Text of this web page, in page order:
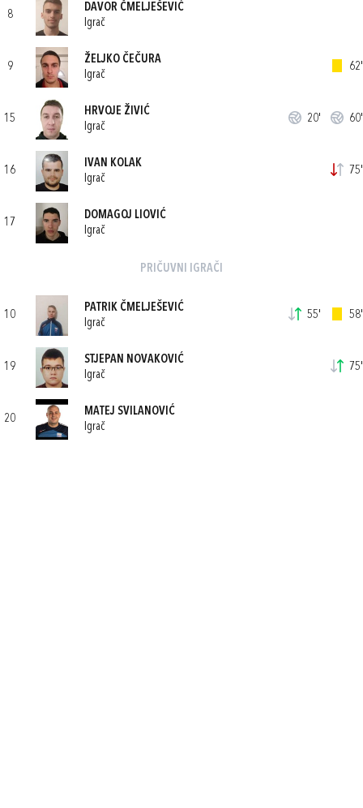
8
DAVOR ČMELJEŠEVIĆ
Igrač
9
ŽELJKO ČEČURA
Igrač
62'
15
HRVOJE ŽIVIĆ
Igrač
20' 60'
16
IVAN KOLAK
Igrač
75'
17
DOMAGOJ LIOVIĆ
Igrač
PRIČUVNI IGRAČI
10
PATRIK ČMELJEŠEVIĆ
Igrač
55' 58'
19
STJEPAN NOVAKOVIĆ
Igrač
75'
20
MATEJ SVILANOVIĆ
Igrač